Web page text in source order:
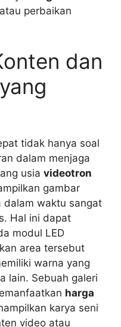
perbaikan
dan
tidak hanya soal
dalam menjaga
usia videotron
gambar
dalam waktu sangat
Hal ini dapat
modul LED
area tersebut
warna yang
lain. Sebuah galeri
harga
karya seni
video atau